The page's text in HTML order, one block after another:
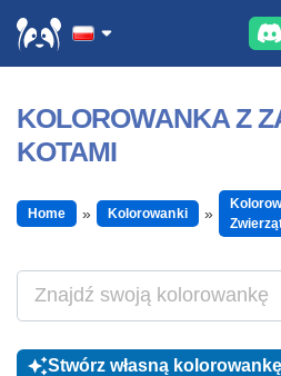
KOLOROWANKA Z
KOTAMI
Home Kolorowanki
Stwórz własną